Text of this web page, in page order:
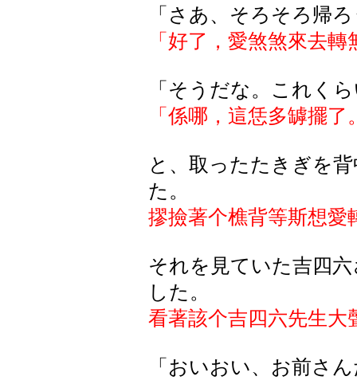
「さあ、そろそろ帰
「好了，愛煞煞來去轉
「そうだな。これく
「係哪，這恁多罅擺了
と、取ったたきぎを
た。
摎撿著个樵背等斯想愛
それを見ていた吉四
した。
看著該个吉四六先生大
「おいおい、お前さ